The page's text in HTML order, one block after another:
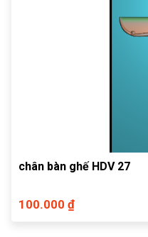
chân bàn ghế HDV 27
100.000 ₫